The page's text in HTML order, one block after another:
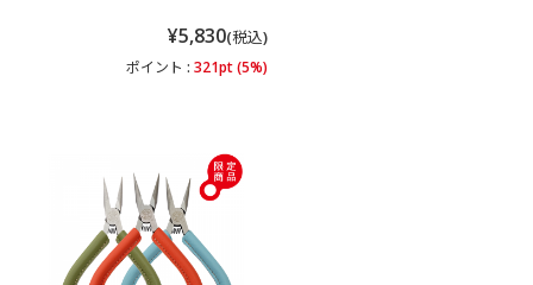
¥5,830(税込)
ポイント : 321pt (5%)